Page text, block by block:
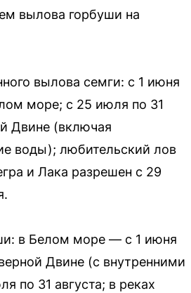
вылова горбуши на
вылова семги: с 1 июня
море; с 25 июля по 31
Двине (включая
воды); любительский лов
и Лака разрешен с 29
в Белом море — с 1 июня
Двине (с внутренними
по 31 августа; в реках